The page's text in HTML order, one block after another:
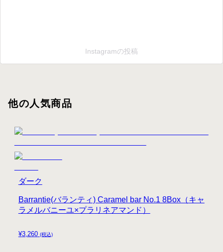
Instagramの投稿
他の人気商品
¥3,260 (税込)
Barrantie(バランティ) Caramel bar No.1 8Box（キャ
ラメルバニーユ×プラリネアマンド）
ダーク